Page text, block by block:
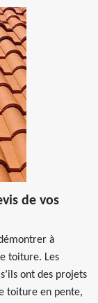
de vos
à
toiture. Les
ont des projets
toiture en pente,